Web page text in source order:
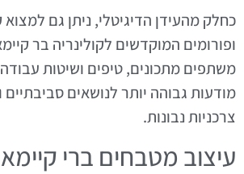
כחלק מהעידן הדיגיטלי, ניתן גם למצוא
ופורומים המוקדשים לקולינריה בר
משתפים מתכונים, טיפים ושיטות
מודעות גבוהה יותר לנושאים
צרכניות נבונות.
עיצוב מטבחים ברי קיימא